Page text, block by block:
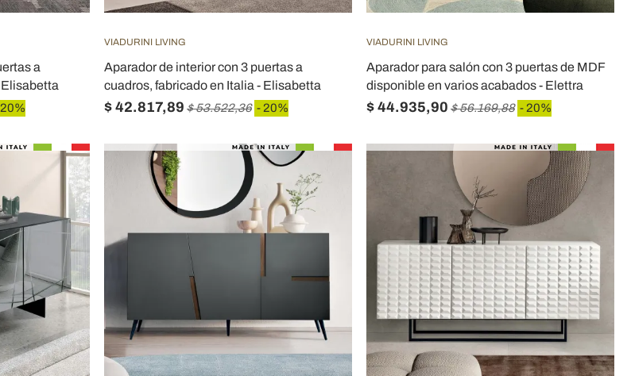
a
VIADURINI LIVING
Aparador de interior con 3 puertas a
cuadros, fabricado en Italia - Elisabetta
$ 42.817,89 $ 53.522,36 - 20%
VIADURINI LIVING
Aparador para salón con 3 puertas de MDF
disponible en varios acabados - Elettra
$ 44.935,90 $ 56.169,88 - 20%